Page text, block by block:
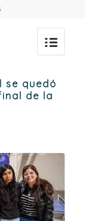
se quedó
de la